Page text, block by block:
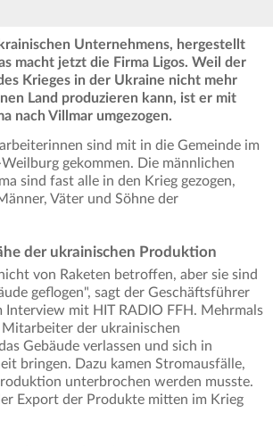
Unternehmens, hergestellt
macht jetzt die Firma Ligos. Weil der
Krieges in der Ukraine nicht mehr
Land produzieren kann, ist er mit
nach Villmar umgezogen.
sind mit in die Gemeinde im
gekommen. Die männlichen
sind fast alle in den Krieg gezogen,
Väter und Söhne der
der ukrainischen Produktion
von Raketen betroffen, aber sie sind
geflogen", sagt der Geschäftsführer
Interview mit HIT RADIO FFH. Mehrmals
Mitarbeiter der ukrainischen
Gebäude verlassen und sich in
bringen. Dazu kamen Stromausfälle,
unterbrochen werden musste.
Export der Produkte mitten im Krieg